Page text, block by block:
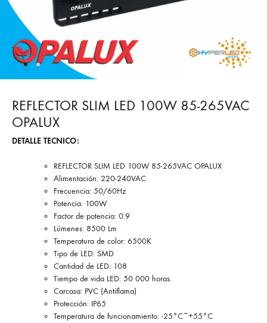
REFLECTOR SLIM LED 100W 85-265VAC
OPALUX
DETALLE TECNICO:
REFLECTOR SLIM LED 100W 85-265VAC OPALUX
Alimentación: 220-240VAC
Frecuencia: 50/60Hz
Potencia: 100W
Factor de potencia: 0.9
Lúmenes: 8500 Lm
Temperatura de color: 6500K
Tipo de LED: SMD
Cantidad de LED: 108
Tiempo de vida LED: 50 000 horas.
Carcasa: PVC (Antiflama)
Protección: IP65
Temperatura de funcionamiento: -25°C~+55°C